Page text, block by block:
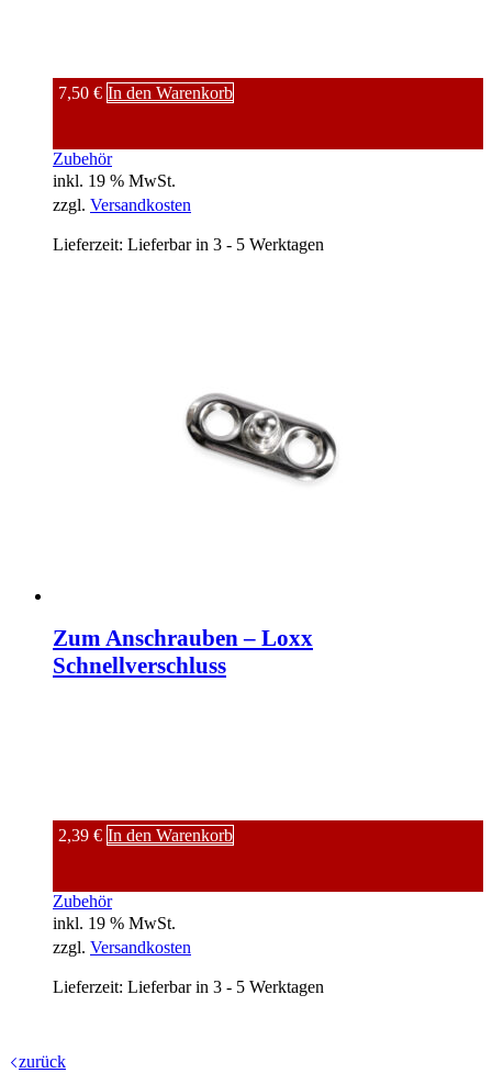
7,50 € In den Warenkorb
Zubehör
inkl. 19 % MwSt.
zzgl. Versandkosten
Lieferzeit: Lieferbar in 3 - 5 Werktagen
Zum Anschrauben – Loxx
Schnellverschluss
2,39 € In den Warenkorb
Zubehör
inkl. 19 % MwSt.
zzgl. Versandkosten
Lieferzeit: Lieferbar in 3 - 5 Werktagen
zurück